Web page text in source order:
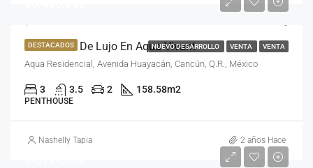
DESTACADOS NUEVO DESARROLLO VENTA VENTA
Penthouse De Lujo En Aqua Vivant
Aqua Residencial, Avenida Huayacán, Cancún, Q.R., México
3 3.5 2 158.58m2
PENTHOUSE
Nashelly Tapia 2 años Hace